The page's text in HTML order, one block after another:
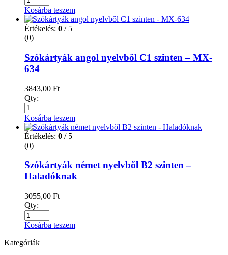
Kosárba teszem
Értékelés: 0 / 5
(0)
Szókártyák angol nyelvből C1 szinten – MX-
634
3843,00 Ft
Qty:
Kosárba teszem
Értékelés: 0 / 5
(0)
Szókártyák német nyelvből B2 szinten –
Haladóknak
3055,00 Ft
Qty:
Kosárba teszem
Kategóriák